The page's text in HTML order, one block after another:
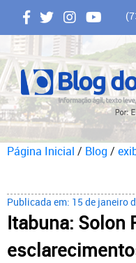
Página Inicial / Blog /
Publicada em: 15 de janeiro
Itabuna: Solon